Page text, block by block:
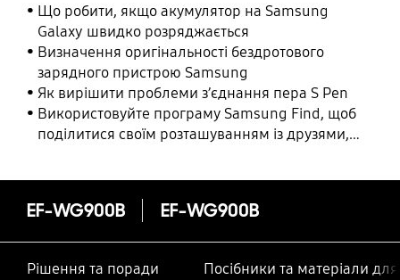
Що робити, якщо акумулятор на Samsung
Galaxy швидко розряджається
Визначення оригінальності бездротового
зарядного пристрою Samsung
Як вирішити проблеми з’єднання пера S Pen
Використовуйте програму Samsung Find, щоб
поділитися своїм розташуванням із друзями,
EF-WG900B EF-WG900B
Рішення та поради Посібники та матеріали